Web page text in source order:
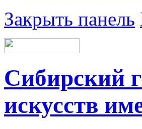
Закрыть панель
Сибирский
искусств